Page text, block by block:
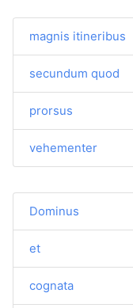
magnis itineribus
secundum quod
prorsus
vehementer
Dominus
et
cognata